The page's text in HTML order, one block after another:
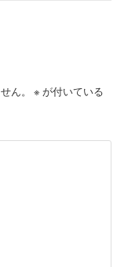
ん。 ※ が付いている